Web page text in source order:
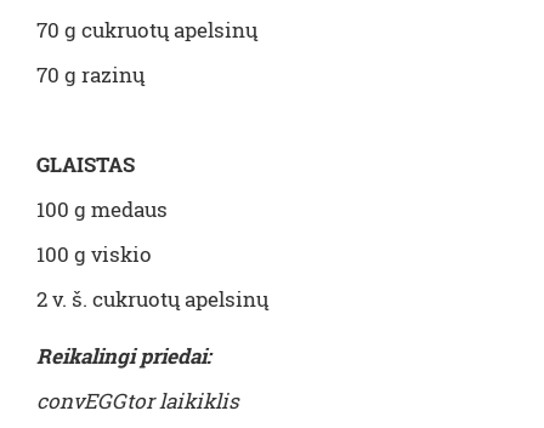
70 g cukruotų apelsinų
70 g razinų
GLAISTAS
100 g medaus
100 g viskio
2 v. š. cukruotų apelsinų
Reikalingi priedai:
convEGGtor laikiklis